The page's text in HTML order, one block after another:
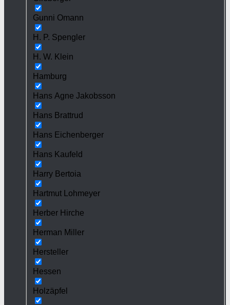
Gunni Omann
H. P. Spengler
H. W. Klein
Hamburg
Hans Agne Jakobsson
Hans Brattrud
Hans Eichenberger
Hans Kaufeld
Harry Bertoia
Hartmut Lohmeyer
Herber Hirche
Herman Miller
Hersteller
Hessen
Holzäpfel